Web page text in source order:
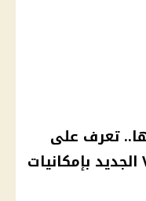
تعرف على
مواصفات هاتف Vivo X200S الجديد بإمكانيات